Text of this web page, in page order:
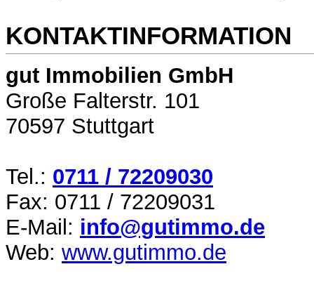
KONTAKTINFORMATION
gut Immobilien GmbH
Große Falterstr. 101
70597 Stuttgart
Tel.: 0711 / 72209030
Fax: 0711 / 72209031
E-Mail: info@gutimmo.de
Web: www.gutimmo.de